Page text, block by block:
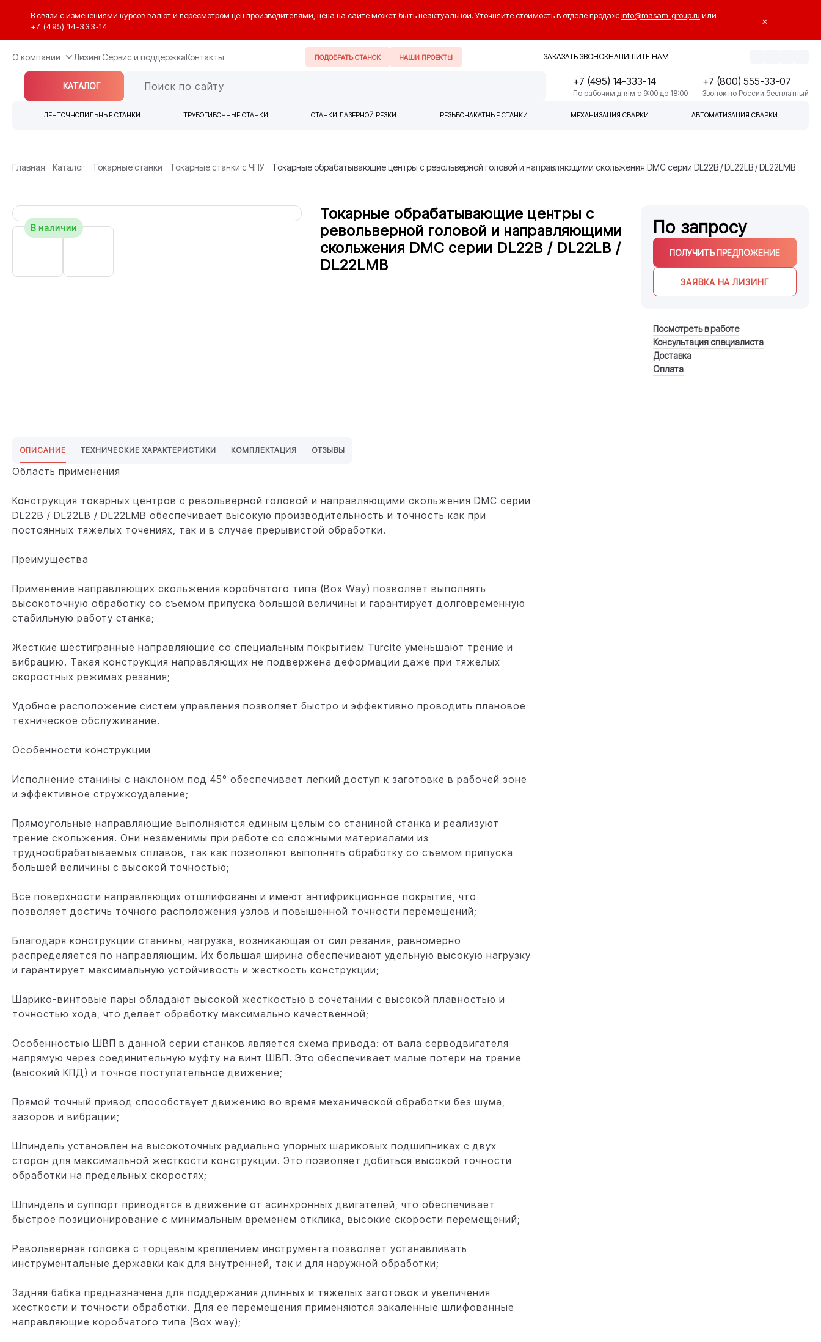
В связи с изменениями курсов валют и пересмотром цен производителями, цена на сайте может быть неактуальной. Уточняйте стоимость в отделе продаж: info@masam-group.ru или
+7 (495) 14‑333‑14
×
О компании ЛизингСервис и поддержкаКонтакты ПОДОБРАТЬ СТАНОК НАШИ ПРОЕКТЫ ЗАКАЗАТЬ ЗВОНОКНАПИШИТЕ НАМ
КАТАЛОГ +7 (495) 14-333-14
По рабочим дням с 9:00 до 18:00
+7 (800) 555-33-07
Звонок по России бесплатный
ЛЕНТОЧНОПИЛЬНЫЕ СТАНКИ ТРУБОГИБОЧНЫЕ СТАНКИ СТАНКИ ЛАЗЕРНОЙ РЕЗКИ РЕЗЬБОНАКАТНЫЕ СТАНКИ МЕХАНИЗАЦИЯ СВАРКИ АВТОМАТИЗАЦИЯ СВАРКИ
Главная Каталог Токарные станки Токарные станки с ЧПУ Токарные обрабатывающие центры с револьверной головой и направляющими скольжения DMC серии DL22B / DL22LB / DL22LMB
В наличии
Токарные обрабатывающие центры с
револьверной головой и направляющими
скольжения DMC серии DL22B / DL22LB /
DL22LMB
По запросу
ПОЛУЧИТЬ ПРЕДЛОЖЕНИЕ
ЗАЯВКА НА ЛИЗИНГ
Посмотреть в работе
Консультация специалиста
Доставка
Оплата
ОПИСАНИЕ ТЕХНИЧЕСКИЕ ХАРАКТЕРИСТИКИ КОМПЛЕКТАЦИЯ ОТЗЫВЫ
Область применения
Конструкция токарных центров с револьверной головой и направляющими скольжения DMC серии
DL22B / DL22LB / DL22LMB обеспечивает высокую производительность и точность как при
постоянных тяжелых точениях, так и в случае прерывистой обработки.
Преимущества
Применение направляющих скольжения коробчатого типа (Box Way) позволяет выполнять
высокоточную обработку со съемом припуска большой величины и гарантирует долговременную
стабильную работу станка;
Жесткие шестигранные направляющие со специальным покрытием Turcite уменьшают трение и
вибрацию. Такая конструкция направляющих не подвержена деформации даже при тяжелых
скоростных режимах резания;
Удобное расположение систем управления позволяет быстро и эффективно проводить плановое
техническое обслуживание.
Особенности конструкции
Исполнение станины с наклоном под 45° обеспечивает легкий доступ к заготовке в рабочей зоне
и эффективное стружкоудаление;
Прямоугольные направляющие выполняются единым целым со станиной станка и реализуют
трение скольжения. Они незаменимы при работе со сложными материалами из
труднообрабатываемых сплавов, так как позволяют выполнять обработку со съемом припуска
большей величины с высокой точностью;
Все поверхности направляющих отшлифованы и имеют антифрикционное покрытие, что
позволяет достичь точного расположения узлов и повышенной точности перемещений;
Благодаря конструкции станины, нагрузка, возникающая от сил резания, равномерно
распределяется по направляющим. Их большая ширина обеспечивают удельную высокую нагрузку
и гарантирует максимальную устойчивость и жесткость конструкции;
Шарико-винтовые пары обладают высокой жесткостью в сочетании с высокой плавностью и
точностью хода, что делает обработку максимально качественной;
Особенностью ШВП в данной серии станков является схема привода: от вала серводвигателя
напрямую через соединительную муфту на винт ШВП. Это обеспечивает малые потери на трение
(высокий КПД) и точное поступательное движение;
Прямой точный привод способствует движению во время механической обработки без шума,
зазоров и вибрации;
Шпиндель установлен на высокоточных радиально упорных шариковых подшипниках с двух
сторон для максимальной жесткости конструкции. Это позволяет добиться высокой точности
обработки на предельных скоростях;
Шпиндель и суппорт приводятся в движение от асинхронных двигателей, что обеспечивает
быстрое позиционирование с минимальным временем отклика, высокие скорости перемещений;
Револьверная головка с торцевым креплением инструмента позволяет устанавливать
инструментальные державки как для внутренней, так и для наружной обработки;
Задняя бабка предназначена для поддержания длинных и тяжелых заготовок и увеличения
жесткости и точности обработки. Для ее перемещения применяются закаленные шлифованные
направляющие коробчатого типа (Box way);